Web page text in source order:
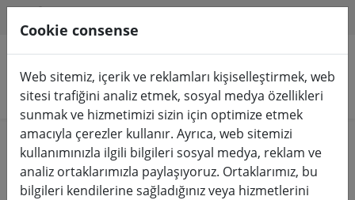
Ürünleri arayın
Home Peri ışıkları & aydınlatma Peri ışıkları
Cookie consense
Web sitemiz, içerik ve reklamları kişiselleştirmek, web
sitesi trafiğini analiz etmek, sosyal medya özellikleri
sunmak ve hizmetimizi sizin için optimize etmek
amacıyla çerezler kullanır. Ayrıca, web sitemizi
kullanımınızla ilgili bilgileri sosyal medya, reklam ve
analiz ortaklarımızla paylaşıyoruz. Ortaklarımız, bu
bilgileri kendilerine sağladığınız veya hizmetlerini